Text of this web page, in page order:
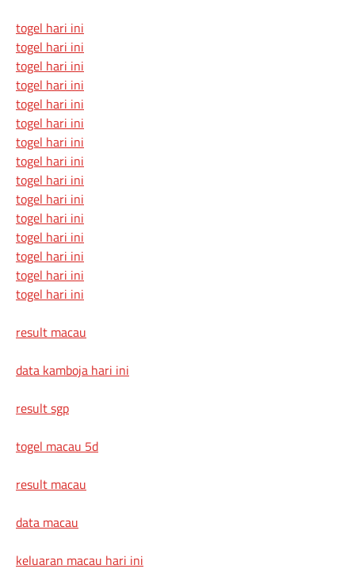
togel hari ini
togel hari ini
togel hari ini
togel hari ini
togel hari ini
togel hari ini
togel hari ini
togel hari ini
togel hari ini
togel hari ini
togel hari ini
togel hari ini
togel hari ini
togel hari ini
togel hari ini
result macau
data kamboja hari ini
result sgp
togel macau 5d
result macau
data macau
keluaran macau hari ini